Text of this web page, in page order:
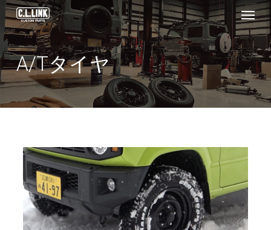
Skip
to
main
content
Menu
A/Tタイヤ